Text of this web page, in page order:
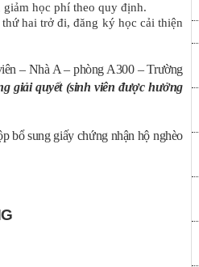
học phí theo quy định.
hai trở đi, đăng ký học cải thiện
– Nhà A – phòng A300 – Trường
giải quyết (sinh viên được hưởng
bổ sung giấy chứng nhận hộ nghèo